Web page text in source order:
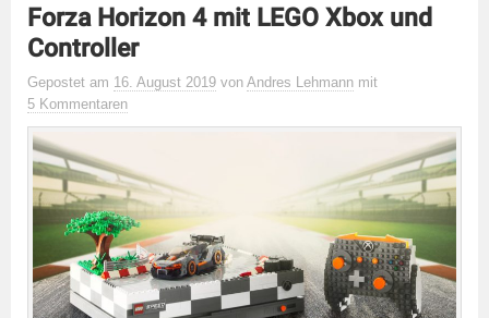
Forza Horizon 4 mit LEGO Xbox und
Controller
Gepostet am 16. August 2019 von Andres Lehmann mit
5 Kommentaren